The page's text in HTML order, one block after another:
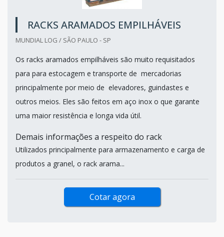
RACKS ARAMADOS EMPILHÁVEIS
MUNDIAL LOG / SÃO PAULO - SP
Os racks aramados empilháveis são muito requisitados
para para estocagem e transporte de mercadorias
principalmente por meio de elevadores, guindastes e
outros meios. Eles são feitos em aço inox o que garante
uma maior resistência e longa vida útil.
Demais informações a respeito do rack
Utilizados principalmente para armazenamento e carga de
produtos a granel, o rack arama...
Cotar agora